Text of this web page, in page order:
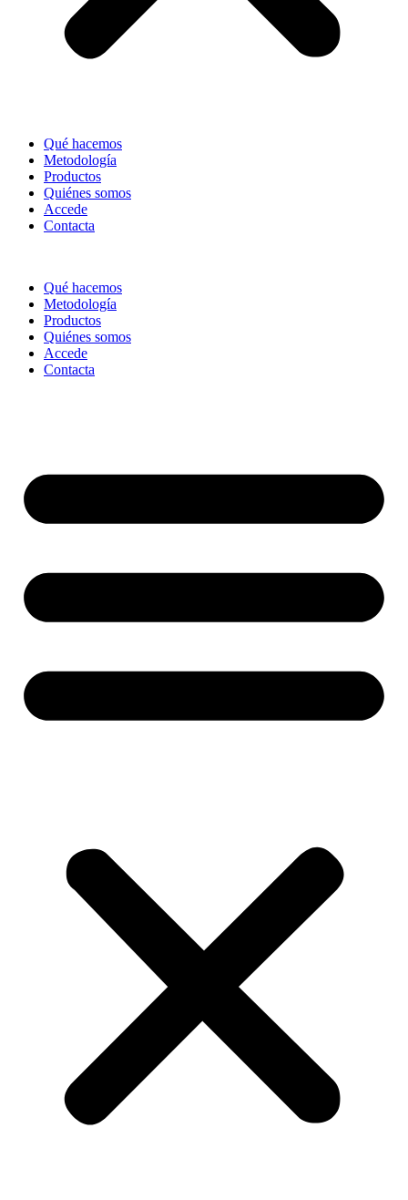
Qué hacemos
Metodología
Productos
Quiénes somos
Accede
Contacta
Qué hacemos
Metodología
Productos
Quiénes somos
Accede
Contacta